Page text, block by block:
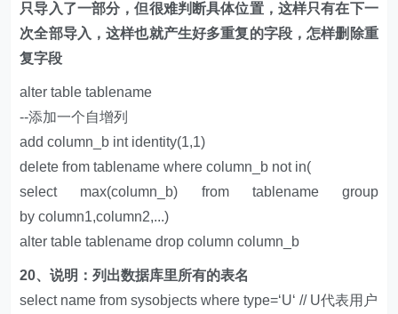
只导入了一部分，但很难判断具体位置，这样只有在下一
次全部导入，这样也就产生好多重复的字段，怎样删除重
复字段
alter table tablename
--添加一个自增列
add column_b int identity(1,1)
delete from tablename where column_b not in(
select max(column_b) from tablename group
by column1,column2,...)
alter table tablename drop column column_b
20、说明：列出数据库里所有的表名
select name from sysobjects where type=‘U‘ // U代表用户